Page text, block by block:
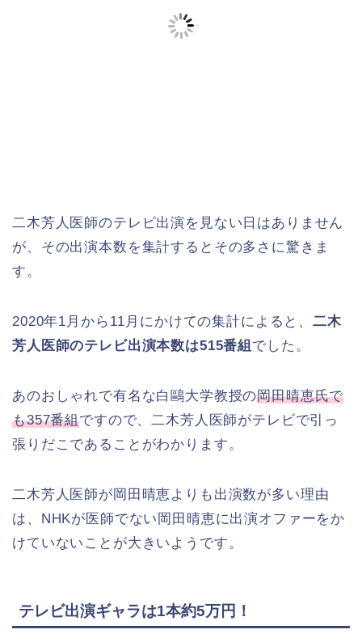
二木芳人医師のテレビ出演を見ない日はありません
が、その出演本数を集計するとその多さに驚きま
す。
2020年1月から11月にかけての集計によると、二木
芳人医師のテレビ出演本数は515番組 でした。
あのおしゃれで有名な白鷗大学教授の岡田晴恵氏で
も357番組ですので、二木芳人医師がテレビで引っ
張りだこであることがわかります。
二木芳人医師が岡田晴恵よりも出演数が多い理由
は、NHKが医師でない岡田晴恵に出演オファーをか
けていないことが大きいようです。
テレビ出演ギャラは1本約5万円！